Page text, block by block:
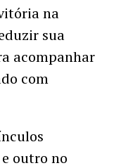
na
sua
acompanhar
com
outro no